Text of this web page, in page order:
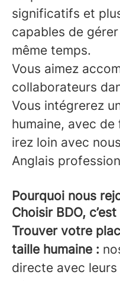
significatifs et
capables de
même temps.
Vous aimez
collaborateurs
Vous intégrerez
humaine, avec
irez loin avec
Anglais
Pourquoi nous
Choisir BDO, c’est
Trouver votre
taille humaine :
directe avec